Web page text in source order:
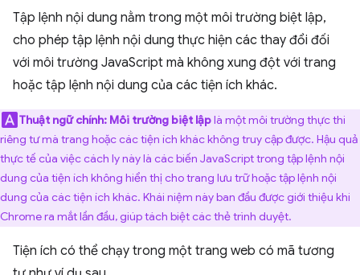
Tập lệnh nội dung nằm trong một môi trường biệt lập,
cho phép tập lệnh nội dung thực hiện các thay đổi đối
với môi trường JavaScript mà không xung đột với trang
hoặc tập lệnh nội dung của các tiện ích khác.
Thuật ngữ chính: Môi trường biệt lậplà một môi trường thực thi
riêng tư mà trang hoặc các tiện ích khác không truy cập được. Hậu quả
thực tế của việc cách ly này là các biến JavaScript trong tập lệnh nội
dung của tiện ích không hiển thị cho trang lưu trữ hoặc tập lệnh nội
dung của các tiện ích khác. Khái niệm này ban đầu được giới thiệu khi
Chrome ra mắt lần đầu, giúp tách biệt các thẻ trình duyệt.
Tiện ích có thể chạy trong một trang web có mã tương